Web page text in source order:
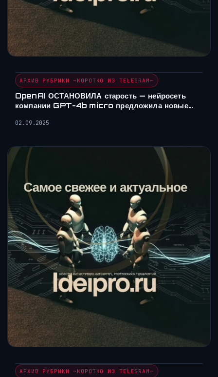
АРХИВ РУБРИКИ ~КОРОТКО ИЗ TELEGRAM~
OpenAI ОСТАНОВИЛА старость — нейросеть
компании GPT-4b micro предложила новые…
02.09.2025
АРХИВ РУБРИКИ ~КОРОТКО ИЗ TELEGRAM~